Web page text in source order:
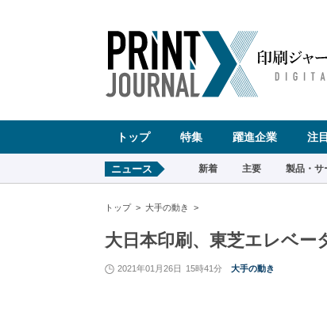
ア
ゲ
ン
トップ 特集 躍進企業 注
ニュース 新着 主要 製品・サ
トップ 大手の動き
大日本印刷、東芝エレベ
2021年01月26日 15時41分 大手の動き